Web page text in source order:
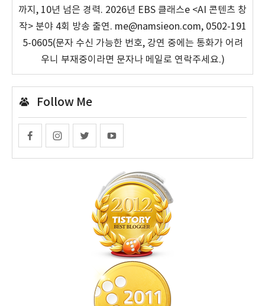
까지, 10년 넘은 경력. 2026년 EBS 클래스e <AI 콘텐츠 창
작> 분야 4회 방송 출연. me@namsieon.com, 0502-191
5-0605(문자 수신 가능한 번호, 강연 중에는 통화가 어려
우니 부재중이라면 문자나 메일로 연락주세요.)
Follow Me